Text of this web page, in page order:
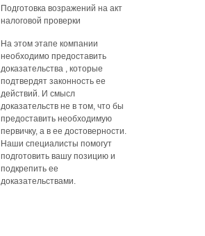
На этом этапе компании
необходимо предоставить
доказательства , которые
подтвердят законность ее
действий. И смысл
доказательств не в том, что бы
предоставить необходимую
первичку, а в ее достоверности.
Наши специалисты помогут
подготовить вашу позицию и
подкрепить ее
доказательствами.
Подготовка возражений на акт
налоговой проверки